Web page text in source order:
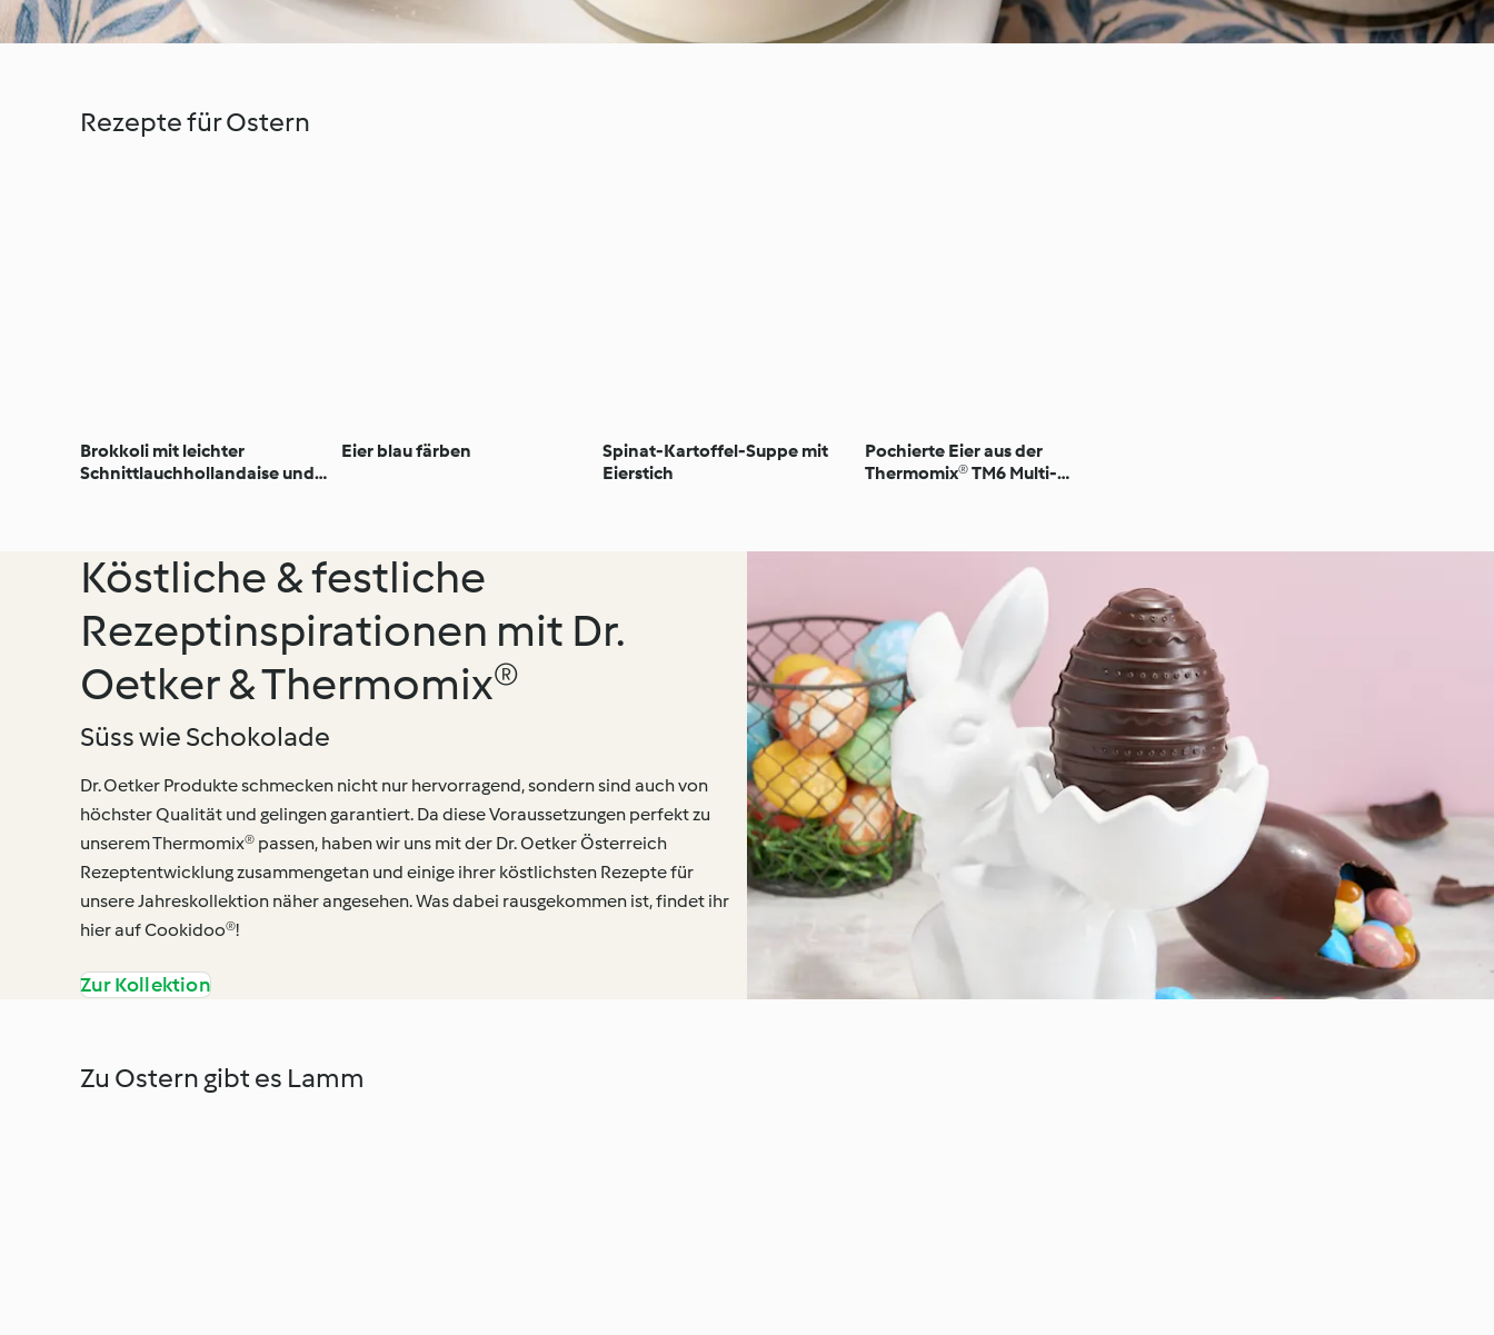
Rezepte für Ostern
Brokkoli mit leichter
Schnittlauchhollandaise und
Eier blau färben
Spinat-Kartoffel-Suppe mit
Eierstich
Pochierte Eier aus der
Thermomix® TM6 Multi-
Köstliche & festliche
Rezeptinspirationen mit Dr.
Oetker & Thermomix®
Süss wie Schokolade
Dr. Oetker Produkte schmecken nicht nur hervorragend, sondern sind auch von
höchster Qualität und gelingen garantiert. Da diese Voraussetzungen perfekt zu
unserem Thermomix® passen, haben wir uns mit der Dr. Oetker Österreich
Rezeptentwicklung zusammengetan und einige ihrer köstlichsten Rezepte für
unsere Jahreskollektion näher angesehen. Was dabei rausgekommen ist, findet ihr
hier auf Cookidoo®!
Zur Kollektion
Zu Ostern gibt es Lamm